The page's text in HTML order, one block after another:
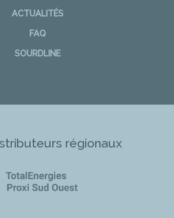
ACTUALITÉS
FAQ
SOURDLINE
régionaux